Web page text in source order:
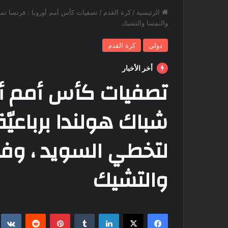
الرئيسية / كرة القدم / تصفيات كأس أمم أوروبا : فرنسا
والنمسا والتشيك
دولي كرة القدم
أخر الأخبار
تصفيات كأس أمم
شباك هولندا
لتخطي السويد ،
والتشيك
فيسبوك ‫X لينكدإن بينتيريست